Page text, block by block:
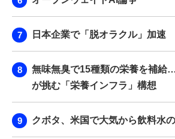
日本企業で「脱オラクル」加速
無味無臭で15種類の栄養を補給
が挑む「栄養インフラ」構想
クボタ、米国で大気から飲料水